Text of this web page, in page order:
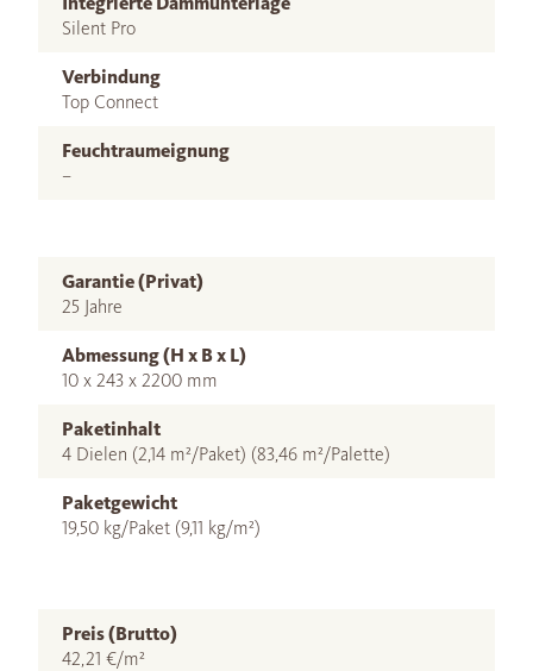
Silent Pro
Verbindung
Top Connect
Feuchtraumeignung
–
Garantie (Privat)
25 Jahre
Abmessung (H x B x L)
10 x 243 x 2200 mm
Paketinhalt
4 Dielen (2,14 m²/Paket) (83,46 m²/Palette)
Paketgewicht
19,50 kg/Paket (9,11 kg/m²)
Preis (Brutto)
42,21 €/m²